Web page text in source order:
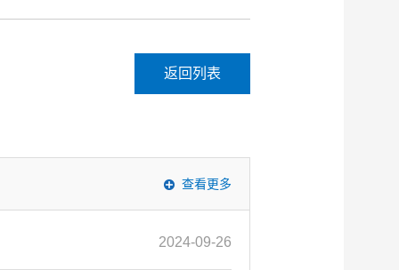
返回列表
查看更多
2024-09-26